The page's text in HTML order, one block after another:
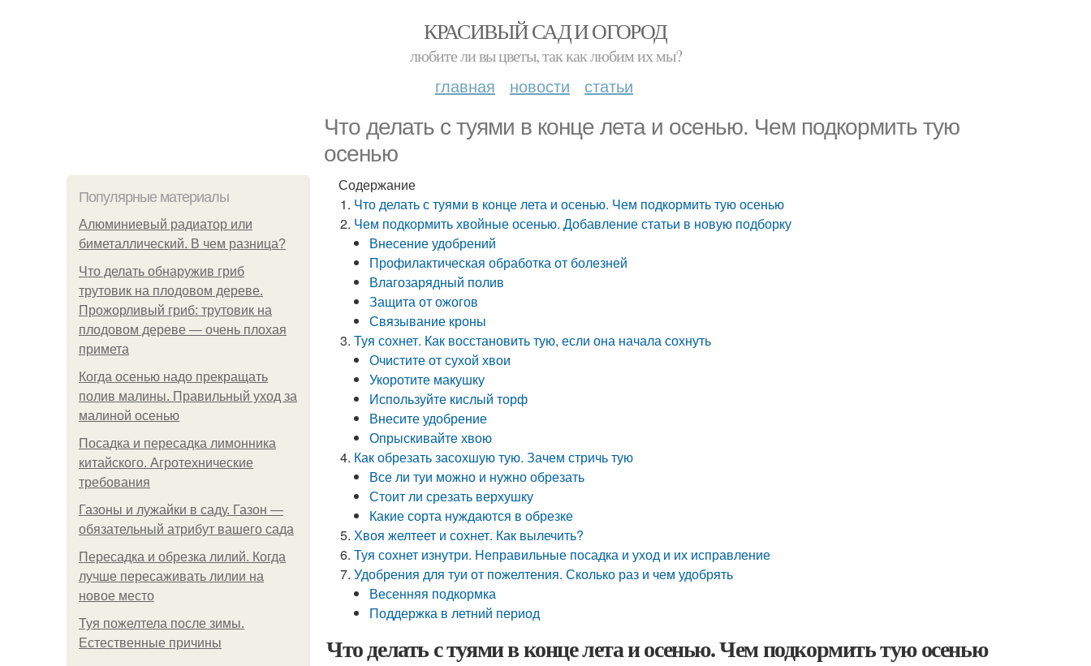
КРАСИВЫЙ САД И ОГОРОД
любите ли вы цветы, так как любим их мы?
главная новости статьи
Что делать с туями в конце лета и осенью. Чем подкормить тую
осенью
Популярные материалы
Алюминиевый радиатор или
биметаллический. В чем разница?
Что делать обнаружив гриб
трутовик на плодовом дереве.
Прожорливый гриб: трутовик на
плодовом дереве — очень плохая
примета
Когда осенью надо прекращать
полив малины. Правильный уход за
малиной осенью
Посадка и пересадка лимонника
китайского. Агротехнические
требования
Газоны и лужайки в саду. Газон —
обязательный атрибут вашего сада
Пересадка и обрезка лилий. Когда
лучше пересаживать лилии на
новое место
Туя пожелтела после зимы.
Естественные причины
Содержание
Что делать с туями в конце лета и осенью. Чем подкормить тую осенью
Чем подкормить хвойные осенью. Добавление статьи в новую подборку
Внесение удобрений
Профилактическая обработка от болезней
Влагозарядный полив
Защита от ожогов
Связывание кроны
Туя сохнет. Как восстановить тую, если она начала сохнуть
Очистите от сухой хвои
Укоротите макушку
Используйте кислый торф
Внесите удобрение
Опрыскивайте хвою
Как обрезать засохшую тую. Зачем стричь тую
Все ли туи можно и нужно обрезать
Стоит ли срезать верхушку
Какие сорта нуждаются в обрезке
Хвоя желтеет и сохнет. Как вылечить?
Туя сохнет изнутри. Неправильные посадка и уход и их исправление
Удобрения для туи от пожелтения. Сколько раз и чем удобрять
Весенняя подкормка
Поддержка в летний период
Что делать с туями в конце лета и осенью. Чем подкормить тую осенью